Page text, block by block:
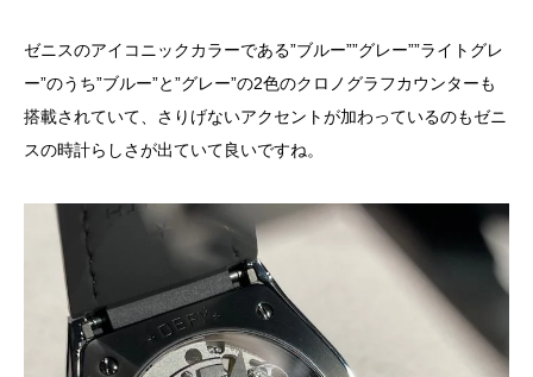
ゼニスのアイコニックカラーである”ブルー””グレー””ライトグレ
ー”のうち”ブルー”と”グレー”の2色のクロノグラフカウンターも
搭載されていて、さりげないアクセントが加わっているのもゼニ
スの時計らしさが出ていて良いですね。